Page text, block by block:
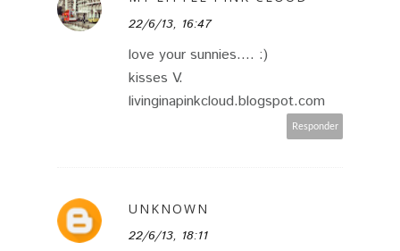
22/6/13, 16:47
love your sunnies.... :)
kisses V.
livinginapinkcloud.blogspot.com
Responder
UNKNOWN
22/6/13, 18:11